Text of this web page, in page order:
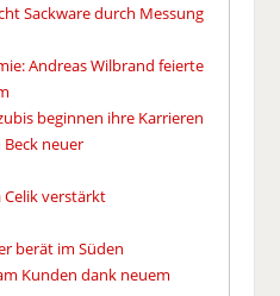
Sackware durch Messung
Andreas Wilbrand feierte
beginnen ihre Karrieren
neuer
Celik verstärkt
berät im Süden
Kunden dank neuem